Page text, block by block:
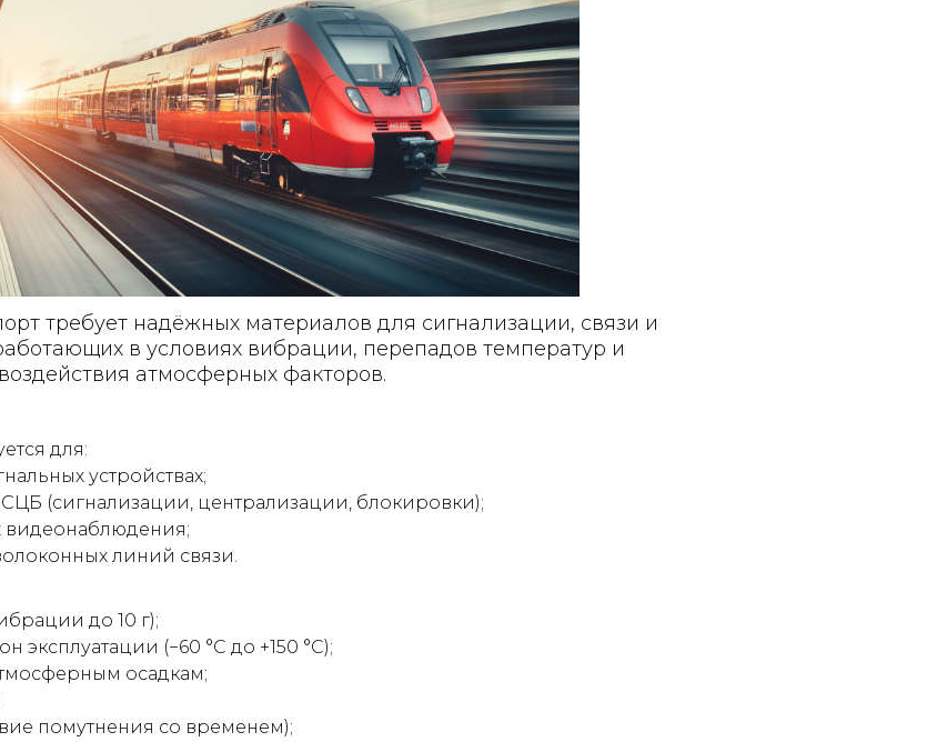
требует надёжных материалов для сигнализации, связи и
в условиях вибрации, перепадов температур и
воздействия атмосферных факторов.
для:
устройствах;
(сигнализации, централизации, блокировки);
видеонаблюдения;
линий связи.
до 10 г);
(−60 °C до +150 °C);
осадкам;
помутнения со временем);